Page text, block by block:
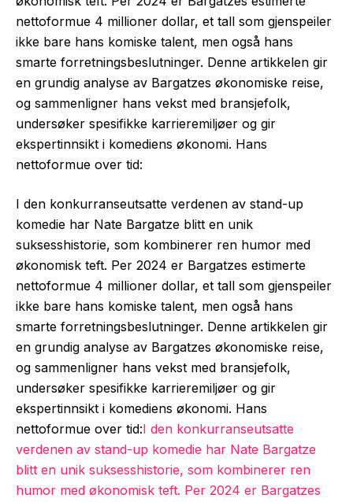
nettoformue 4 millioner dollar, et tall som gjenspeiler
ikke bare hans komiske talent, men også hans
smarte forretningsbeslutninger. Denne artikkelen gir
en grundig analyse av Bargatzes økonomiske reise,
og sammenligner hans vekst med bransjefolk,
undersøker spesifikke karrieremiljøer og gir
ekspertinnsikt i komediens økonomi. Hans
nettoformue over tid:
I den konkurranseutsatte verdenen av stand-up
komedie har Nate Bargatze blitt en unik
suksesshistorie, som kombinerer ren humor med
økonomisk teft. Per 2024 er Bargatzes estimerte
nettoformue 4 millioner dollar, et tall som gjenspeiler
ikke bare hans komiske talent, men også hans
smarte forretningsbeslutninger. Denne artikkelen gir
en grundig analyse av Bargatzes økonomiske reise,
og sammenligner hans vekst med bransjefolk,
undersøker spesifikke karrieremiljøer og gir
ekspertinnsikt i komediens økonomi. Hans
nettoformue over tid:I den konkurranseutsatte
verdenen av stand-up komedie har Nate Bargatze
blitt en unik suksesshistorie, som kombinerer ren
humor med økonomisk teft. Per 2024 er Bargatzes